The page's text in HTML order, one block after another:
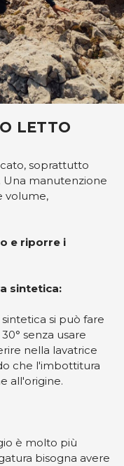
LETTO
soprattutto
Una manutenzione
volume,
e riporre i
sintetica:
si può fare
senza usare
nella lavatrice
che l'imbottitura
all'origine.
è molto più
bisogna avere